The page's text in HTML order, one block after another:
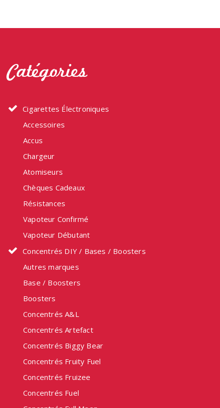
Les
page
Catégories
Cigarettes Électroniques
Accessoires
Accus
Chargeur
Atomiseurs
Chèques Cadeaux
Résistances
Vapoteur Confirmé
Vapoteur Débutant
Concentrés DIY / Bases / Boosters
Autres marques
Base / Boosters
Boosters
Concentrés A&L
Concentrés Artefact
Concentrés Biggy Bear
Concentrés Fruity Fuel
Concentrés Fruizee
Concentrés Fuel